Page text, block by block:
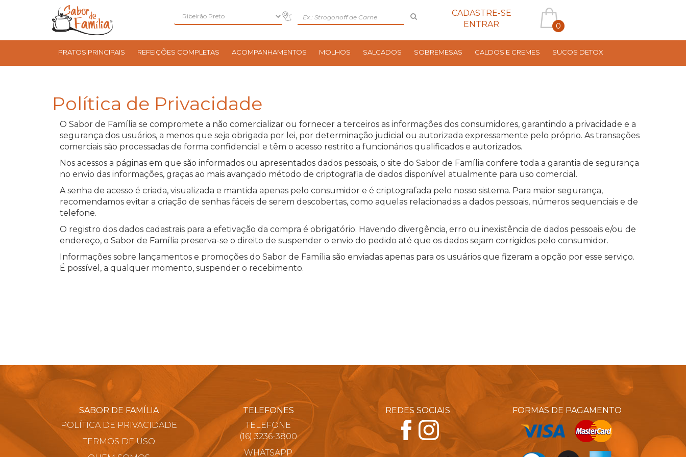
CADASTRE-SE
ENTRAR
0
PRATOS PRINCIPAIS REFEIÇÕES COMPLETAS ACOMPANHAMENTOS MOLHOS SALGADOS SOBREMESAS CALDOS E CREMES SUCOS DETOX
Política de Privacidade
O Sabor de Família se compromete a não comercializar ou fornecer a terceiros as informações dos consumidores, garantindo a privacidade e a
segurança dos usuários, a menos que seja obrigada por lei, por determinação judicial ou autorizada expressamente pelo próprio. As transações
comerciais são processadas de forma confidencial e têm o acesso restrito a funcionários qualificados e autorizados.
Nos acessos a páginas em que são informados ou apresentados dados pessoais, o site do Sabor de Família confere toda a garantia de segurança
no envio das informações, graças ao mais avançado método de criptografia de dados disponível atualmente para uso comercial.
A senha de acesso é criada, visualizada e mantida apenas pelo consumidor e é criptografada pelo nosso sistema. Para maior segurança,
recomendamos evitar a criação de senhas fáceis de serem descobertas, como aquelas relacionadas a dados pessoais, números sequenciais e de
telefone.
O registro dos dados cadastrais para a efetivação da compra é obrigatório. Havendo divergência, erro ou inexistência de dados pessoais e/ou de
endereço, o Sabor de Família preserva-se o direito de suspender o envio do pedido até que os dados sejam corrigidos pelo consumidor.
Informações sobre lançamentos e promoções do Sabor de Família são enviadas apenas para os usuários que fizeram a opção por esse serviço.
É possível, a qualquer momento, suspender o recebimento.
SABOR DE FAMÍLIA
POLÍTICA DE PRIVACIDADE
TERMOS DE USO
TELEFONES
TELEFONE
(16) 3236-3800
WHATSAPP
REDES SOCIAIS FORMAS DE PAGAMENTO